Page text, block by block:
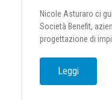
Nicole Asturaro ci
Società Benefit,
progettazione di
Leggi